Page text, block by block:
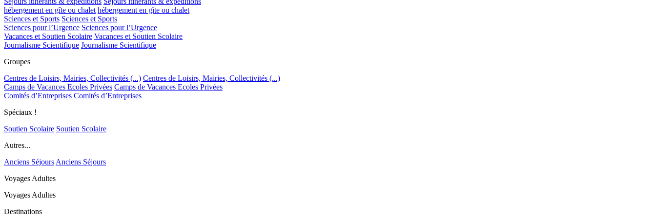
hébergement en gîte ou chalet hébergement en gîte ou chalet
Sciences et Sports Sciences et Sports
Sciences pour l’Urgence Sciences pour l’Urgence
Vacances et Soutien Scolaire Vacances et Soutien Scolaire
Journalisme Scientifique Journalisme Scientifique
Groupes
Centres de Loisirs, Mairies, Collectivités (...) Centres de Loisirs, Mairies, Collectivités (...)
Camps de Vacances Ecoles Privées Camps de Vacances Ecoles Privées
Comités d’Entreprises Comités d’Entreprises
Spéciaux !
Soutien Scolaire Soutien Scolaire
Autres...
Anciens Séjours Anciens Séjours
Voyages Adultes
Voyages Adultes
Destinations